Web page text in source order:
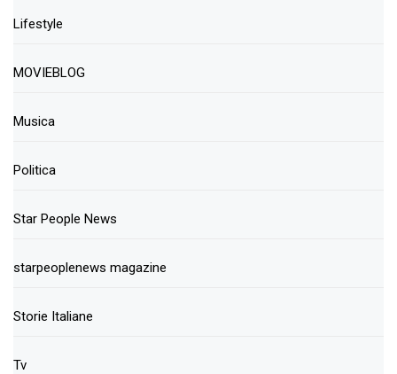
Lifestyle
MOVIEBLOG
Musica
Politica
Star People News
starpeoplenews magazine
Storie Italiane
Tv